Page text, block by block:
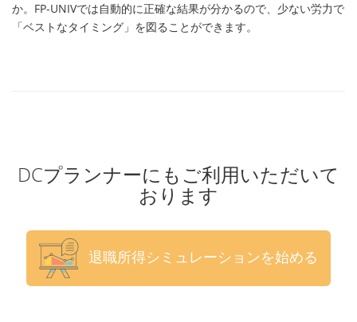
か。FP-UNIVでは自動的に正確な結果が分かるので、少ない労力で
「ベストなタイミング」を図ることができます。
DCプランナーにもご利用いただいて
おります
退職所得シミュレーションを始める